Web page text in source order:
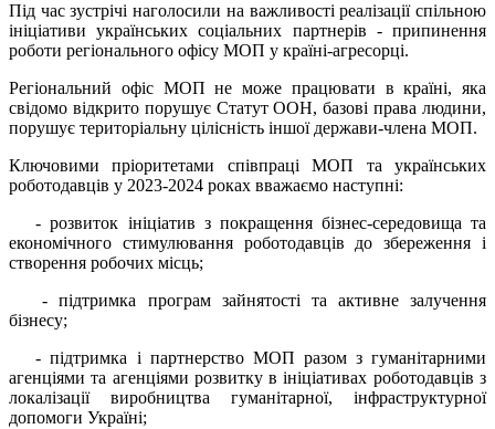
Під час зустрічі наголосили на важливості реалізації спільною
ініціативи українських соціальних партнерів - припинення
роботи регіонального офісу МОП у країні-агресорці.
Регіональний офіс МОП не може працювати в країні, яка
свідомо відкрито порушує Статут ООН, базові права людини,
порушує територіальну цілісність іншої держави-члена МОП.
Ключовими пріоритетами співпраці МОП та українських
роботодавців у 2023-2024 роках вважаємо наступні:
- розвиток ініціатив з покращення бізнес-середовища та
економічного стимулювання роботодавців до збереження і
створення робочих місць;
- підтримка програм зайнятості та активне залучення
бізнесу;
- підтримка і партнерство МОП разом з гуманітарними
агенціями та агенціями розвитку в ініціативах роботодавців з
локалізації виробництва гуманітарної, інфраструктурної
допомоги Україні;